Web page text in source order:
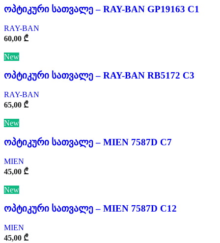
ოპტიკური სათვალე – RAY-BAN GP19163 C1
RAY-BAN
60,00 ₾
New
ოპტიკური სათვალე – RAY-BAN RB5172 C3
RAY-BAN
65,00 ₾
New
ოპტიკური სათვალე – MIEN 7587D C7
MIEN
45,00 ₾
New
ოპტიკური სათვალე – MIEN 7587D C12
MIEN
45,00 ₾